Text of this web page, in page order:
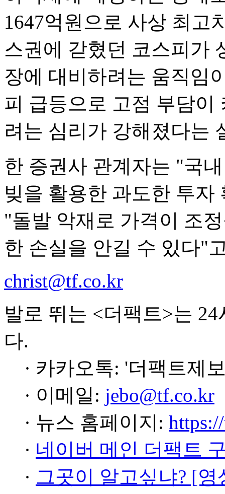
1647억원으로 사상 최고
스권에 갇혔던 코스피가
장에 대비하려는 움직임
피 급등으로 고점 부담이
려는 심리가 강해졌다는
한 증권사 관계자는 "국
빚을 활용한 과도한 투
"돌발 악재로 가격이 조
한 손실을 안길 수 있다"
christ@tf.co.kr
발로 뛰는 <더팩트>는
다.
· 카카오톡: '더팩트제
· 이메일: jebo@tf.co.kr
· 뉴스 홈페이지:
· 네이버 메인 더팩트
· 그곳이 알고싶냐? [